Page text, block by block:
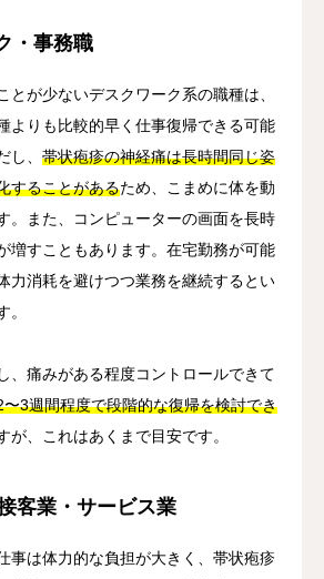
・事務職
とが少ないデスクワーク系の職種は、
よりも比較的早く仕事復帰できる可能
し、 帯状疱疹の神経痛は長時間同じ姿
することがあるため、こまめに体を動
。また、コンピューターの画面を長時
増すこともあります。在宅勤務が可能
力消耗を避けつつ業務を継続するとい
。
、痛みがある程度コントロールできて
〜3週間程度で段階的な復帰を検討でき
が、これはあくまで目安です。
客業・サービス業
事は体力的な負担が大きく、帯状疱疹